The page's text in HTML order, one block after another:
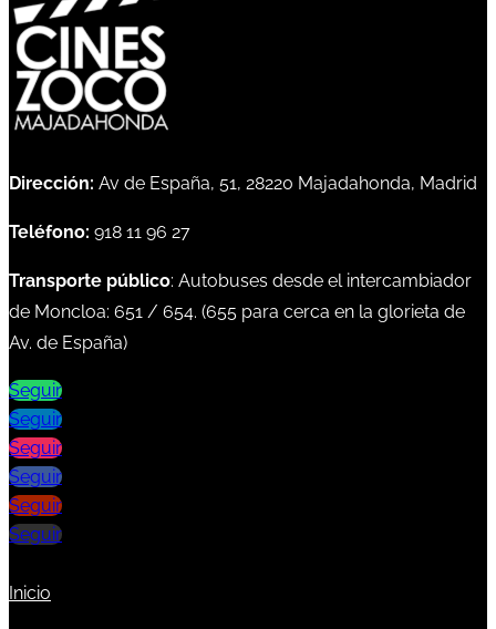
Dirección: Av de España, 51, 28220 Majadahonda, Madrid
Teléfono: 918 11 96 27
Transporte público: Autobuses desde el intercambiador
de Moncloa: 651 / 654. (655 para cerca en la glorieta de
Av. de España)
Seguir
Seguir
Seguir
Seguir
Seguir
Seguir
Inicio